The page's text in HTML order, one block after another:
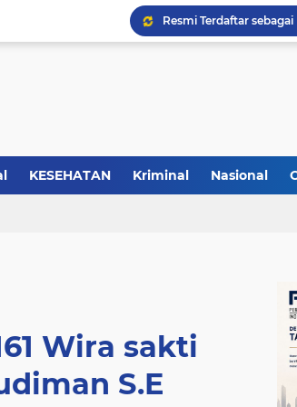
KESEHATAN Kriminal Nasional
Wira sakti
S.E